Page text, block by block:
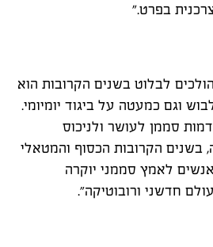
בפרט."
לבלוט בשנים הקרובות הוא
וגם כמעטה על ביגוד יומיומי.
סממן לעושר ולניכוס
בשנים הקרובות הכסוף והמטאלי
לאמץ סממני יוקרה
חדשני ורובוטיקה״.